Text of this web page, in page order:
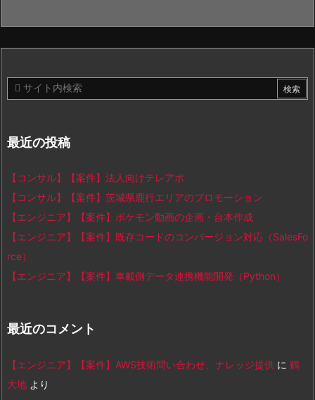
最近の投稿
【コンサル】【案件】法人向けテレアポ
【コンサル】【案件】茨城県鹿行エリアのプロモーション
【エンジニア】【案件】ポケモン動画の企画・台本作成
【エンジニア】【案件】既存コードのコンバージョン対応（SalesFo
rce）
【エンジニア】【案件】車載側データ連携機能開発（Python）
最近のコメント
【エンジニア】【案件】AWS技術問い合わせ、ナレッジ提供 に 鶴
大地 より